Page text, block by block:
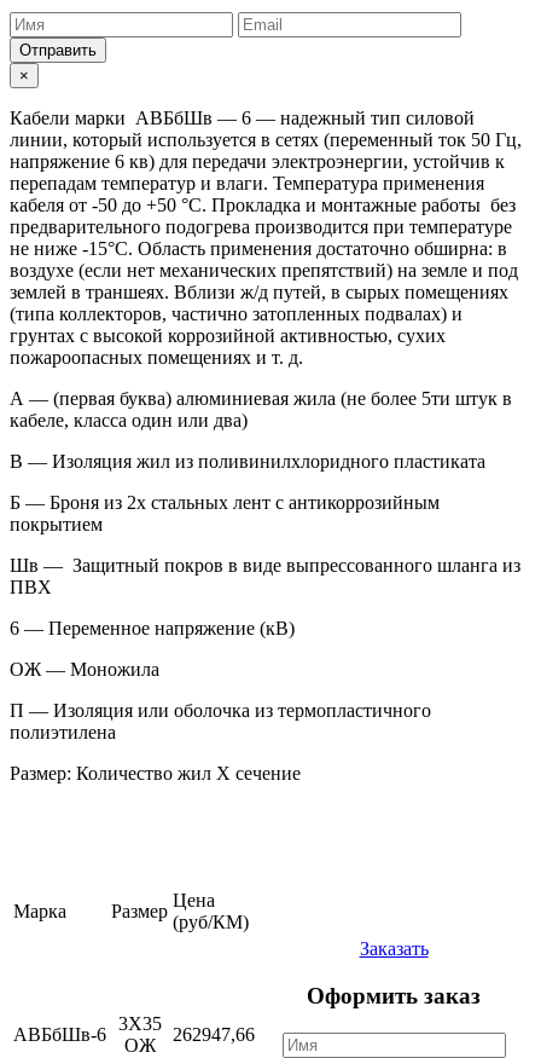
Отправить
×
Кабели марки АВБбШв — 6 — надежный тип силовой
линии, который используется в сетях (переменный ток 50 Гц,
напряжение 6 кв) для передачи электроэнергии, устойчив к
перепадам температур и влаги. Температура применения
кабеля от -50 до +50 °C. Прокладка и монтажные работы без
предварительного подогрева производится при температуре
не ниже -15°С. Область применения достаточно обширна: в
воздухе (если нет механических препятствий) на земле и под
землей в траншеях. Вблизи ж/д путей, в сырых помещениях
(типа коллекторов, частично затопленных подвалах) и
грунтах с высокой коррозийной активностью, сухих
пожароопасных помещениях и т. д.
А — (первая буква) алюминиевая жила (не более 5ти штук в
кабеле, класса один или два)
В — Изоляция жил из поливинилхлоридного пластиката
Б — Броня из 2х стальных лент с антикоррозийным
покрытием
Шв — Защитный покров в виде выпрессованного шланга из
ПВХ
6 — Переменное напряжение (кВ)
ОЖ — Моножила
П — Изоляция или оболочка из термопластичного
полиэтилена
Размер: Количество жил Х сечение
Марка Размер
Цена
(руб/КМ)
АВБбШв-6
3Х35
ОЖ
262947,66
Заказать
Оформить заказ